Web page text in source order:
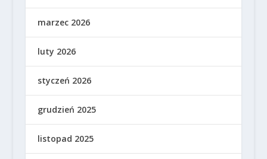
marzec 2026
luty 2026
styczeń 2026
grudzień 2025
listopad 2025